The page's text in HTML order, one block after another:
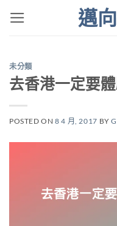
邁
未分類
去香港一定要
POSTED ON8 4 月, 2017 BY